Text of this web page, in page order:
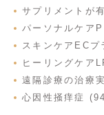
サプリメントが
パーソナルケア
スキンケアEC
ヒーリングケア
遠隔診療の治療
心因性掻痒症